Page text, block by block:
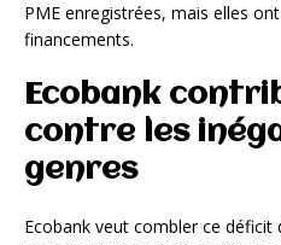
PME enregistrées, mais elles
financements.
Ecobank
contre les
genres
Ecobank veut combler ce